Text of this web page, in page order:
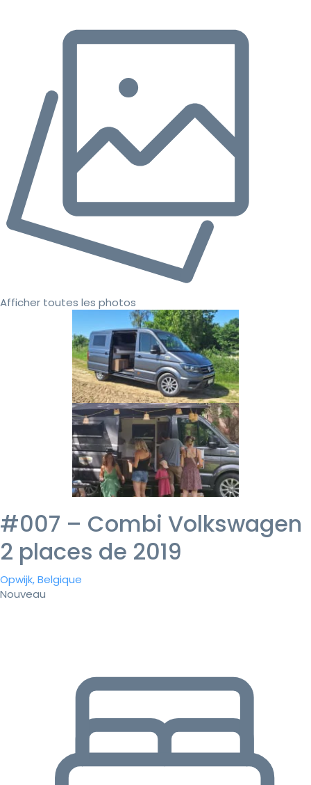
Afficher toutes les photos
#007 – Combi Volkswagen
2 places de 2019
Opwijk, Belgique
Nouveau